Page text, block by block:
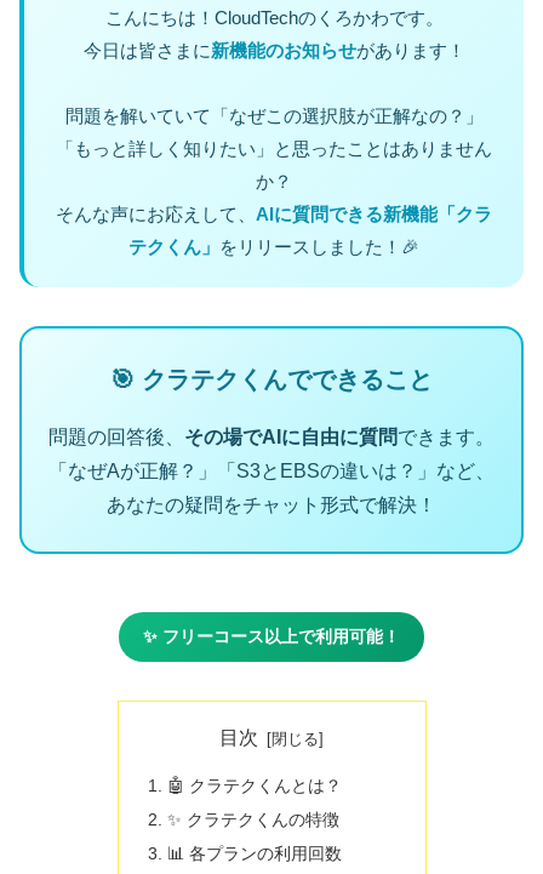
こんにちは！CloudTechのくろかわです。
今日は皆さまに新機能のお知らせがあります！
問題を解いていて「なぜこの選択肢が正解なの？」
「もっと詳しく知りたい」と思ったことはありません
か？
そんな声にお応えして、 AIに質問できる新機能「クラ
テクくん」 をリリースしました！🎉
🎯 クラテクくんでできること
問題の回答後、 その場でAIに自由に質問できます。
「なぜAが正解？」「S3とEBSの違いは？」など、
あなたの疑問をチャット形式で解決！
✨ フリーコース以上で利用可能！
目次
🤖 クラテクくんとは？
✨ クラテクくんの特徴
📊 各プランの利用回数